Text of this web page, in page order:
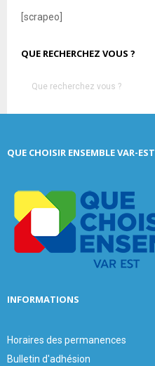
[scrapeo]
QUE RECHERCHEZ VOUS ?
h
QUE CHOISIR ENSEMBLE VAR-EST
INFORMATIONS
Horaires des permanences
Bulletin d'adhésion